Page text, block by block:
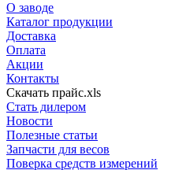
О заводе
Каталог продукции
Доставка
Оплата
Акции
Контакты
Скачать прайс.xls
Стать дилером
Новости
Полезные статьи
Запчасти для весов
Поверка средств измерений